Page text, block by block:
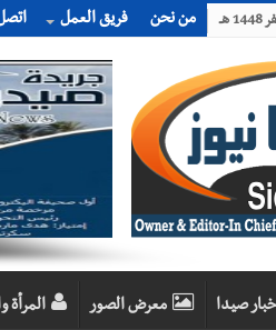
من نحن فريق العمل
صيدا معرض الصور المرأة